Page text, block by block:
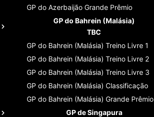
GP do Azerbaijão Grande Prêmio
GP do Bahrein (Malásia)
TBC
GP do Bahrein (Malásia) Treino Livre 1
GP do Bahrein (Malásia) Treino Livre 2
GP do Bahrein (Malásia) Treino Livre 3
GP do Bahrein (Malásia) Classificaçāo
GP do Bahrein (Malásia) Grande Prêmio
GP de Singapura